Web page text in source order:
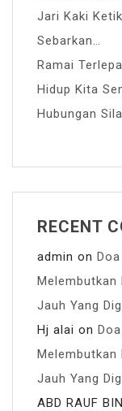
Jari Kaki
Sebarkan…
Ramai
Hidup Kita
Hubungan
RECENT
admin on
Melembutkan
Jauh Yang
Hj alai on
Melembutkan
Jauh Yang
ABD RAUF